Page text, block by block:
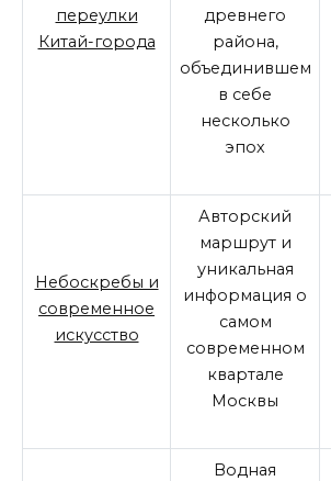
переулки
Китай-города
древнего
района,
объединившем
в себе
несколько
эпох
Небоскребы и
современное
искусство
Авторский
маршрут и
уникальная
информация о
самом
современном
квартале
Москвы
Водная